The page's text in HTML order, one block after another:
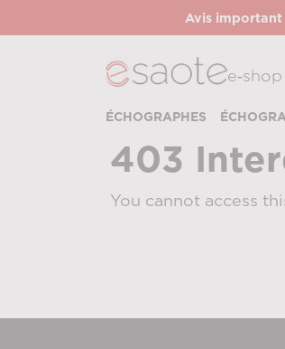
Avis important
e‑shop
ÉCHOGRAPHES
403
You cannot access